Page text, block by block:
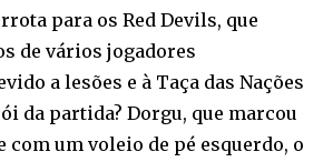
para os Red Devils, que
de vários jogadores
a lesões e à Taça das Nações
da partida? Dorgu, que marcou
com um voleio de pé esquerdo, o